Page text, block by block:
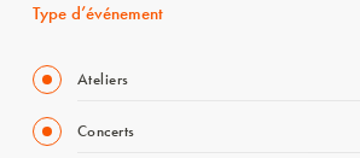
Type d’événement
Ateliers
Concerts